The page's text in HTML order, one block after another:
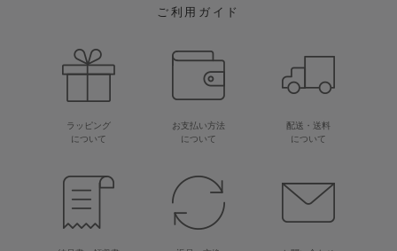
ご利用ガイド
ラッピング
について
お支払い方法
について
配送・送料
について